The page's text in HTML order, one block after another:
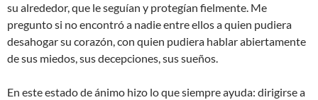
su alrededor, que le seguían y protegían fielmente. Me
pregunto si no encontró a nadie entre ellos a quien pudiera
desahogar su corazón, con quien pudiera hablar abiertamente
de sus miedos, sus decepciones, sus sueños.
En este estado de ánimo hizo lo que siempre ayuda: dirigirse a